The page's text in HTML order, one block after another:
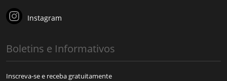
Instagram
Boletins e Informativos
Inscreva-se e receba gratuitamente